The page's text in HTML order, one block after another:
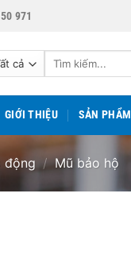
971
Tìm
GIỚI THIỆU SẢN PHẨM
động / Mũ bảo hộ